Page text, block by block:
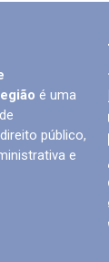
é uma
público,
e